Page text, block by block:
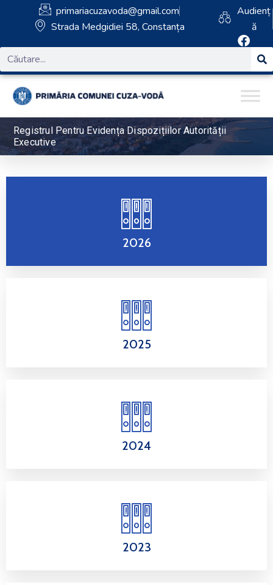
primariacuzavoda@gmail.com
Strada Medgidiei 58, Constanța
Audienț
ă
Registrul Pentru Evidența Dispozițiilor Autorității
Executive
2026
2025
2024
2023